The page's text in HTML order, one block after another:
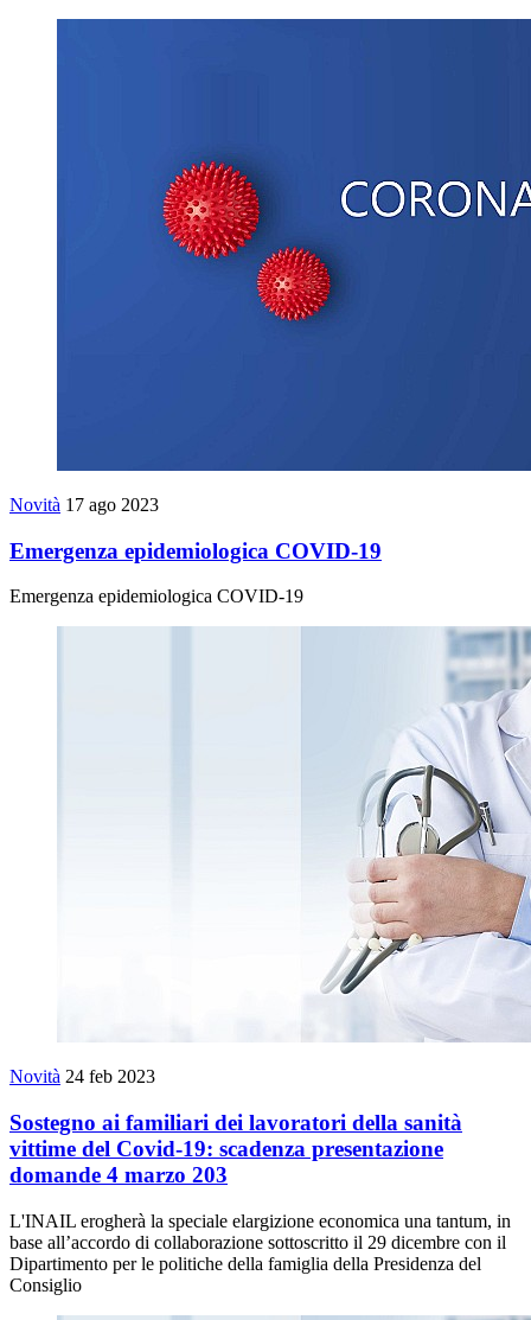
Novità 17 ago 2023
Emergenza epidemiologica COVID-19
Emergenza epidemiologica COVID-19
Novità 24 feb 2023
Sostegno ai familiari dei lavoratori della sanità
vittime del Covid-19: scadenza presentazione
domande 4 marzo 203
L'INAIL erogherà la speciale elargizione economica una tantum, in
base all’accordo di collaborazione sottoscritto il 29 dicembre con il
Dipartimento per le politiche della famiglia della Presidenza del
Consiglio